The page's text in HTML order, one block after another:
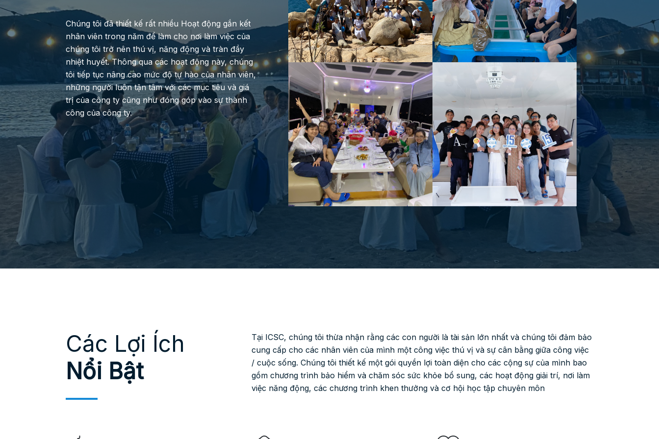
Chúng tôi đã thiết kế rất nhiều Hoạt động gắn kết
nhân viên trong năm để làm cho nơi làm việc của
chúng tôi trở nên thú vị, năng động và tràn đầy
nhiệt huyết. Thông qua các hoạt động này, chúng
tôi tiếp tục nâng cao mức độ tự hào của nhân viên,
những người luôn tận tâm với các mục tiêu và giá
trị của công ty cũng như đóng góp vào sự thành
công của công ty.
Các Lợi Ích
Nổi Bật
Tại ICSC, chúng tôi thừa nhận rằng các con người là tài sản lớn nhất và chúng tôi đảm bảo
cung cấp cho các nhân viên của mình một công việc thú vị và sự cân bằng giữa công việc
/ cuộc sống. Chúng tôi thiết kế một gói quyền lợi toàn diện cho các cộng sự của mình bao
gồm chương trình bảo hiểm và chăm sóc sức khỏe bổ sung, các hoạt động giải trí, nơi làm
việc năng động, các chương trình khen thưởng và cơ hội học tập chuyên môn